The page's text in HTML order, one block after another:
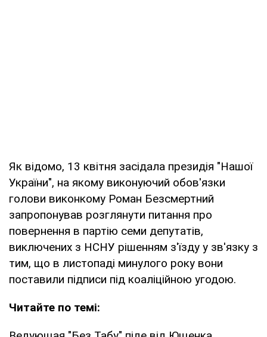
Як відомо, 13 квітня засідала президія "Нашої
України", на якому виконуючий обов'язки
голови виконкому Роман Безсмертний
запропонував розглянути питання про
повернення в партію семи депутатів,
виключених з НСНУ рішенням з'їзду у зв'язку з
тим, що в листопаді минулого року вони
поставили підписи під коаліційною угодою.
Читайте по темі: